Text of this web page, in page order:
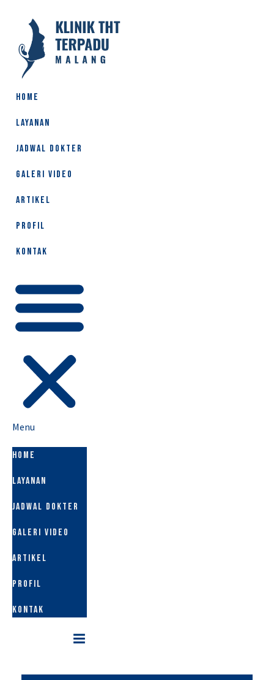
HOME
LAYANAN
JADWAL DOKTER
GALERI VIDEO
ARTIKEL
PROFIL
KONTAK
Menu
HOME
LAYANAN
JADWAL DOKTER
GALERI VIDEO
ARTIKEL
PROFIL
KONTAK